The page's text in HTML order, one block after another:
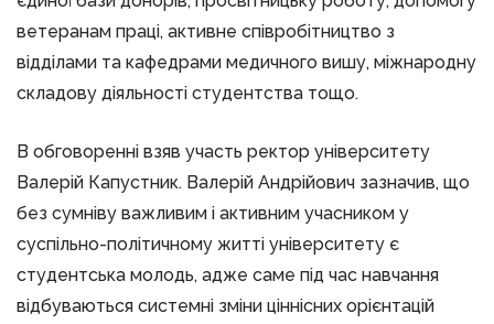
ветеранам праці, активне співробітництво з
відділами та кафедрами медичного вишу, міжнародну
складову діяльності студентства тощо.
В обговоренні взяв участь ректор університету
Валерій Капустник. Валерій Андрійович зазначив, що
без сумніву важливим і активним учасником у
суспільно-політичному житті університету є
студентська молодь, адже саме під час навчання
відбуваються системні зміни ціннісних орієнтацій